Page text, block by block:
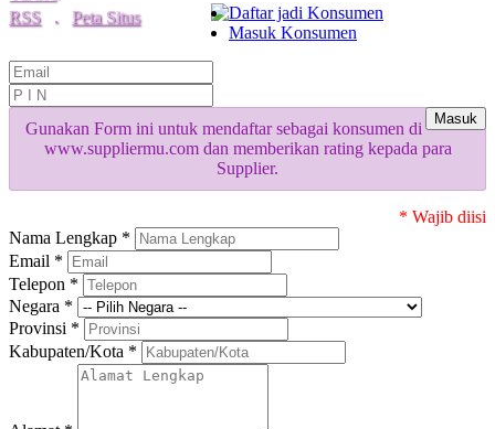
RSS
. Peta Situs
Daftar jadi Konsumen
Masuk Konsumen
Masuk
Gunakan Form ini untuk mendaftar sebagai konsumen di
www.suppliermu.com dan memberikan rating kepada para
Supplier.
* Wajib diisi
Nama Lengkap *
Email *
Telepon *
Negara *
Provinsi *
Kabupaten/Kota *